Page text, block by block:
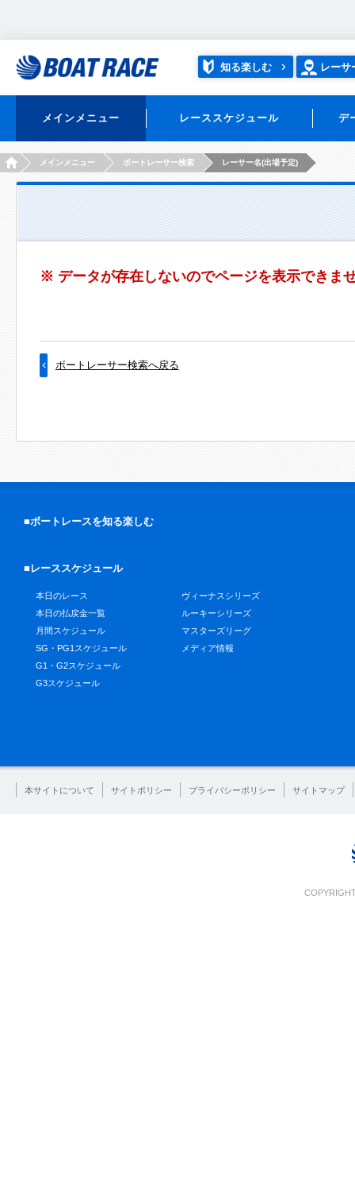
知る楽しむ レーサ
メインメニュー レーススケジュール デ
HOMEメインメニュー ボートレーサー検索 レーサー名(出場予定)
※ データが存在しないのでページを表示できま
ボートレーサー検索へ戻る
■ボートレースを知る楽しむ
■レーススケジュール
本日のレース
本日の払戻金一覧
月間スケジュール
SG・PG1スケジュール
G1・G2スケジュール
G3スケジュール
ヴィーナスシリーズ
ルーキーシリーズ
マスターズリーグ
メディア情報
本サイトについて サイトポリシー プライバシーポリシー サイトマップ